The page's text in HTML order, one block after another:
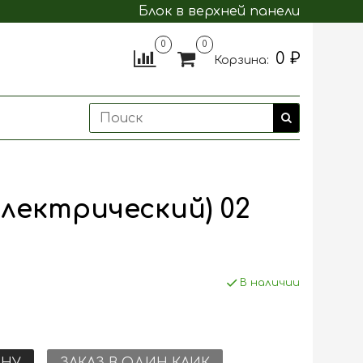
Блок в верхней панели
0 0
Корзина: 0 ₽
02
В наличии